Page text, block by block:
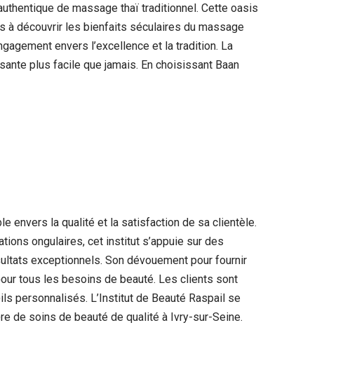
de massage thaï traditionnel. Cette oasis
à découvrir les bienfaits séculaires du massage
envers l’excellence et la tradition. La
plus facile que jamais. En choisissant Baan
envers la qualité et la satisfaction de sa clientèle.
ongulaires, cet institut s’appuie sur des
exceptionnels. Son dévouement pour fournir
tous les besoins de beauté. Les clients sont
personnalisés. L’Institut de Beauté Raspail se
de soins de beauté de qualité à Ivry-sur-Seine.